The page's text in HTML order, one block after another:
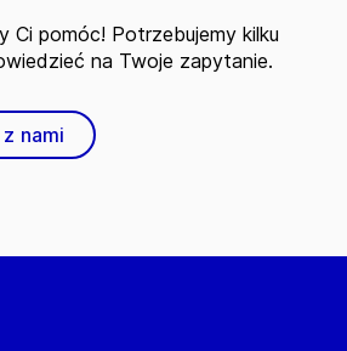
Ci pomóc! Potrzebujemy kilku
na Twoje zapytanie.
nami